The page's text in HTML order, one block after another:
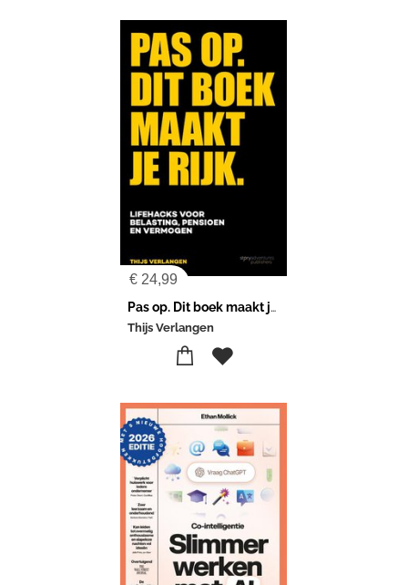
€ 24,99
Pas op. Dit boek maakt je rijk
Thijs Verlangen